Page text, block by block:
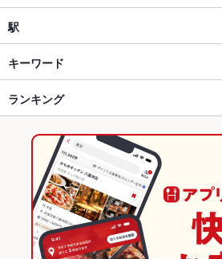
洋・和洋・各国料理・その他
岡山市 × ダイニングバー・バル
岡山市 × 洋・和洋・各国料理・その他
岡山駅 × ダイニングバー・バル
岡山駅 × 洋・和洋・各国料理・その他
居酒屋
洋・和洋・各国料理・その他
岡山駅
岡山駅 × ダイニングバー・バル
岡山駅 × 洋・和洋・各国料理・その他
岡山駅 × 居酒屋
岡山駅 × 洋・和洋・各国料理・その他
岡山 × ダイニングバー・バル
駅
岡山駅
岡山駅前駅
西川緑道公園駅
キーワード
からあげ
たこ焼き 和牛ステーキ
ランキング
岡山のグルメランキング
岡山のダイニングバー・バルランキング
岡山市のグルメランキング
岡山市のダイニングバー・バルランキング